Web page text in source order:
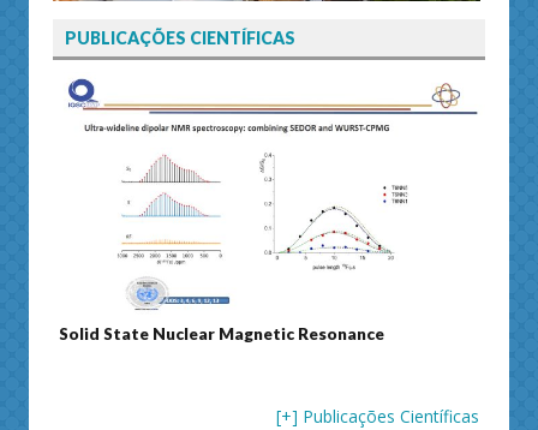
PUBLICAÇÕES CIENTÍFICAS
Solid State Nuclear Magnetic Resonance
[+] Publicações Científicas